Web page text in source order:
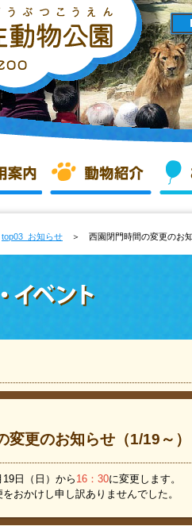
top03_お知らせ ＞ 西園閉門時間の変更のお
変更のお知らせ（1/19～）
日（日）から 16：30に変更します。
おかけし申し訳ありませんでした。